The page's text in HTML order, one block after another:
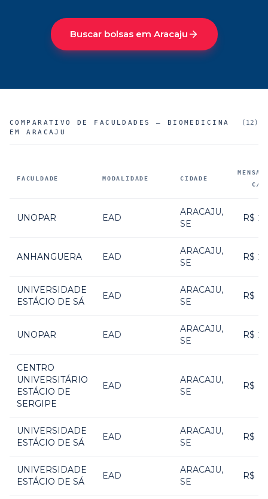
Buscar bolsas em Aracaju
COMPARATIVO DE FACULDADES —
BIOMEDICINA
EM ARACAJU
( 12 )
FACULDADE MODALIDADE CIDADE
C/
UNOPAR EAD
ARACAJU,
SE
R$
ANHANGUERA EAD
ARACAJU,
SE
R$
UNIVERSIDADE
ESTÁCIO DE SÁ
EAD
ARACAJU,
SE
R$
UNOPAR EAD
ARACAJU,
SE
R$
CENTRO
UNIVERSITÁRIO
ESTÁCIO DE
SERGIPE
EAD
ARACAJU,
SE
R$
UNIVERSIDADE
ESTÁCIO DE SÁ
EAD
ARACAJU,
SE
R$
UNIVERSIDADE
ESTÁCIO DE SÁ
EAD
ARACAJU,
SE
R$